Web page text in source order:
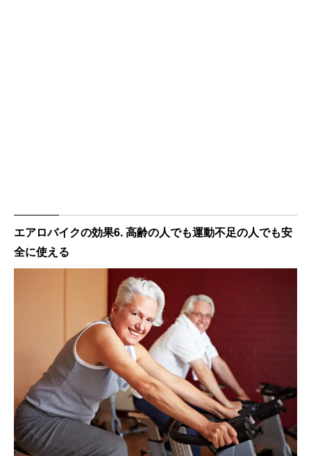
エアロバイクの効果6. 高齢の人でも運動不足の人でも安
全に使える